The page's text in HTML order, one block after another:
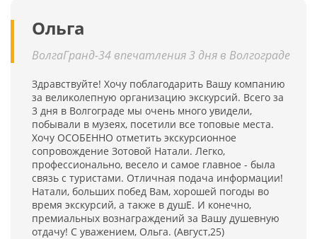
Ольга
ВолгаГранд-34 впечатления 3 дня в Волгограде
Здравствуйте! Хочу поблагодарить Вашу компанию
за великолепную организацию экскурсий. Всего за
3 дня в Волгограде мы очень много увидели,
побывали в музеях, посетили все топовые места.
Хочу ОСОБЕННО отметить экскурсионное
сопровождение Зотовой Натали. Легко,
профессионально, весело и самое главное - была
связь с туристами. Отличная подача информации!
Натали, больших побед Вам, хорошей погоды во
время экскурсий, а также в душЕ. И конечно,
премиальных вознаграждений за Вашу душевную
отдачу! С уважением, Ольга. (Август,25)